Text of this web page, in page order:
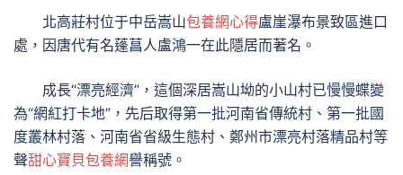
北高莊村位于中岳嵩山包養網心得盧崖瀑布景致區進口
處，因唐代有名蓬菖人盧鴻一在此隱居而著名。
成長“漂亮經濟”，這個深居嵩山坳的小山村已慢慢蝶變
為“網紅打卡地”，先后取得第一批河南省傳統村、第一批國
度叢林村落、河南省省級生態村、鄭州市漂亮村落精品村等
聲甜心寶貝包養網譽稱號。